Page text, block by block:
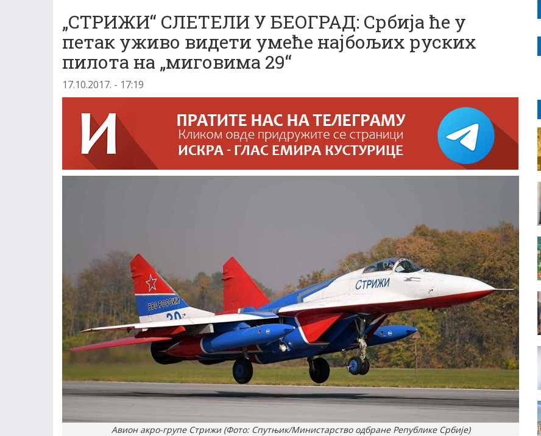
„СТРИЖИ“ СЛЕТЕЛИ У БЕОГРАД: Србија ће у
петак уживо видети умеће најбољих руских
пилота на „миговима 29“
17.10.2017. - 17:19
Авион акро-групе Стрижи (Фото: Спутњик/Министарство одбране Републике Србије)